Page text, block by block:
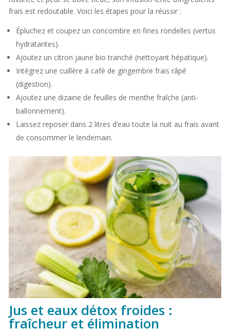
frais est redoutable. Voici les étapes pour la réussir :
Épluchez et coupez un concombre en fines rondelles (vertus
hydratantes).
Ajoutez un citron jaune bio tranché (nettoyant hépatique).
Intégrez une cuillère à café de gingembre frais râpé
(digestion).
Ajoutez une dizaine de feuilles de menthe fraîche (anti-
ballonnement).
Laissez reposer dans 2 litres d’eau toute la nuit au frais avant
de consommer le lendemain.
Jus et eaux détox froides :
fraîcheur et élimination